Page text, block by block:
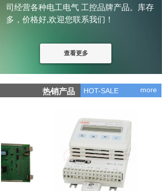
司经营各种电工电气 工控品牌产品。库存
多，价格好,欢迎您联系我们！
查看更多
more
热销产品 HOT-SALE